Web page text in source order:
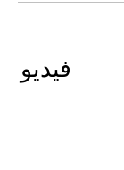
فيديو